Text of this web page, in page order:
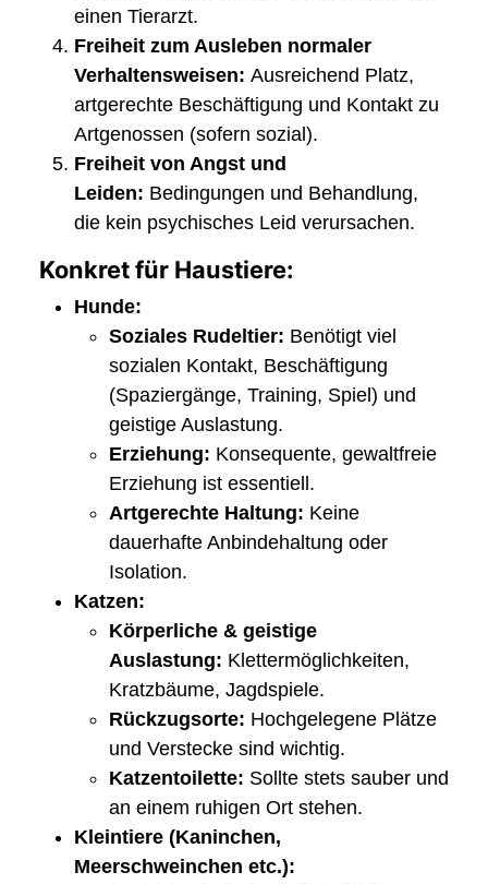
einen Tierarzt.
Freiheit zum Ausleben normaler
Verhaltensweisen: Ausreichend Platz,
artgerechte Beschäftigung und Kontakt zu
Artgenossen (sofern sozial).
Freiheit von Angst und
Leiden: Bedingungen und Behandlung,
die kein psychisches Leid verursachen.
Konkret für Haustiere:
Hunde:
Soziales Rudeltier: Benötigt viel
sozialen Kontakt, Beschäftigung
(Spaziergänge, Training, Spiel) und
geistige Auslastung.
Erziehung: Konsequente, gewaltfreie
Erziehung ist essentiell.
Artgerechte Haltung: Keine
dauerhafte Anbindehaltung oder
Isolation.
Katzen:
Körperliche & geistige
Auslastung: Klettermöglichkeiten,
Kratzbäume, Jagdspiele.
Rückzugsorte: Hochgelegene Plätze
und Verstecke sind wichtig.
Katzentoilette: Sollte stets sauber und
an einem ruhigen Ort stehen.
Kleintiere (Kaninchen,
Meerschweinchen etc.):